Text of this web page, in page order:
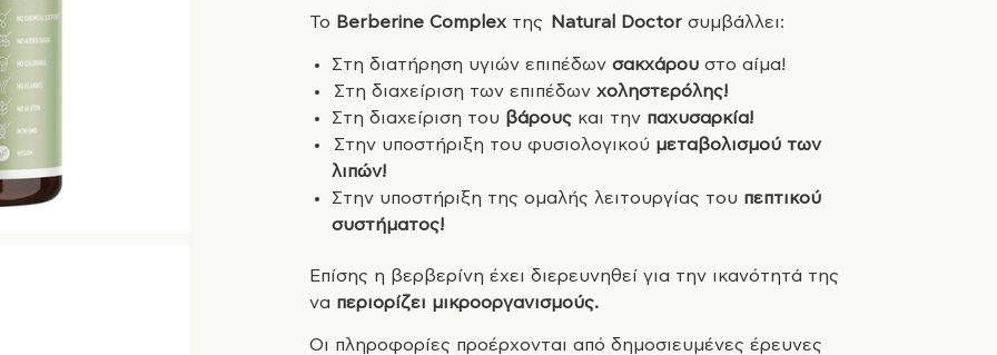
Το Berberine Complexτης Natural Doctorσυμβάλλει:
Στη διατήρηση υγιών επιπέδων σακχάρουστο αίμα!
Στη διαχείριση των επιπέδων χοληστερόλης!
Στη διαχείριση του βάρουςκαι την παχυσαρκία!
Στην υποστήριξη του φυσιολογικού μεταβολισμού των
λιπών!
Στην υποστήριξη της ομαλής λειτουργίας του πεπτικού
συστήματος!
Επίσης η βερβερίνη έχει διερευνηθεί για την ικανότητά της
να περιορίζει μικροοργανισμούς.
Οι πληροφορίες προέρχονται από δημοσιευμένες έρευνες